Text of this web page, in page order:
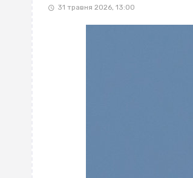
31 травня 2026, 13:00